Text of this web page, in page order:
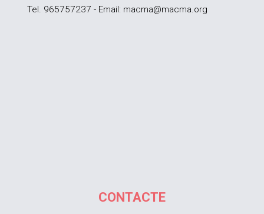
Tel. 965757237 - Email: macma@macma.org
CONTACTE